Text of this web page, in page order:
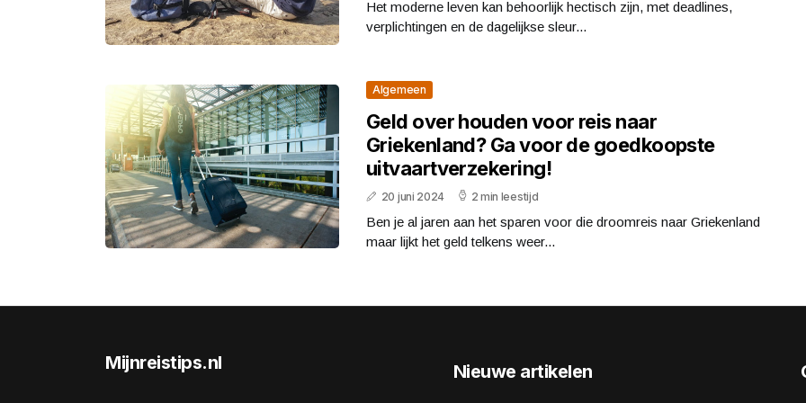
Het moderne leven kan behoorlijk hectisch zijn, met deadlines,
verplichtingen en de dagelijkse sleur...
Algemeen
Geld over houden voor reis naar
Griekenland? Ga voor de goedkoopste
uitvaartverzekering!
20 juni 2024 2 min leestijd
Ben je al jaren aan het sparen voor die droomreis naar Griekenland
maar lijkt het geld telkens weer...
Mijnreistips.nl Nieuwe artikelen